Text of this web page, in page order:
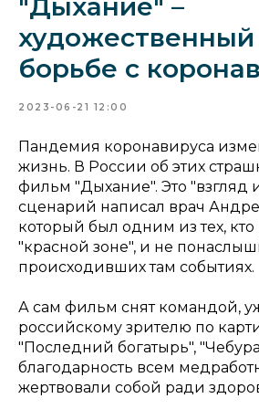
борьбе с
2023-06-21 12:00
Пандемия коронавируса
жизнь. В России об этих
фильм "Дыхание". Это "взгляд
сценарий написал врач
который был одним из тех, кто
"красной зоне", и не
происходивших там событиях.
А сам фильм снят командой,
российскому зрителю по
"Последний богатырь",
благодарность всем
жертвовали собой ради